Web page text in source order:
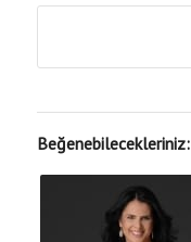
Beğenebilecekleriniz: